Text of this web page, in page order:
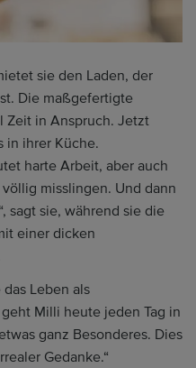
sie den Laden, der
Die maßgefertigte
Zeit in Anspruch. Jetzt
in ihrer Küche.
harte Arbeit, aber auch
misslingen. Und dann
sagt sie, während sie die
einer dicken
Leben als
Milli heute jeden Tag in
ganz Besonderes. Dies
Gedanke.“